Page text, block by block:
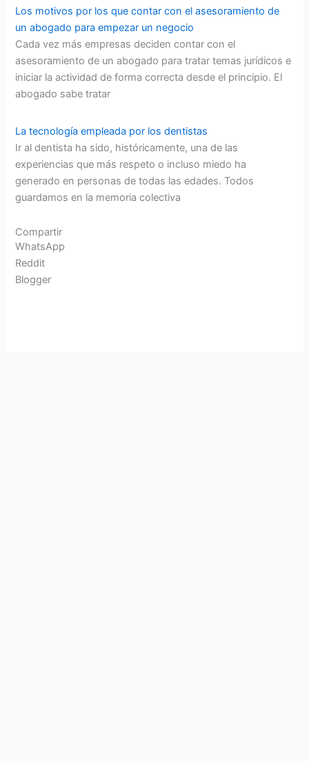
Los motivos por los que contar con el asesoramiento de
un abogado para empezar un negocio
Cada vez más empresas deciden contar con el
asesoramiento de un abogado para tratar temas jurídicos e
iniciar la actividad de forma correcta desde el principio. El
abogado sabe tratar
La tecnología empleada por los dentistas
Ir al dentista ha sido, históricamente, una de las
experiencias que más respeto o incluso miedo ha
generado en personas de todas las edades. Todos
guardamos en la memoria colectiva
Compartir
WhatsApp
Reddit
Blogger